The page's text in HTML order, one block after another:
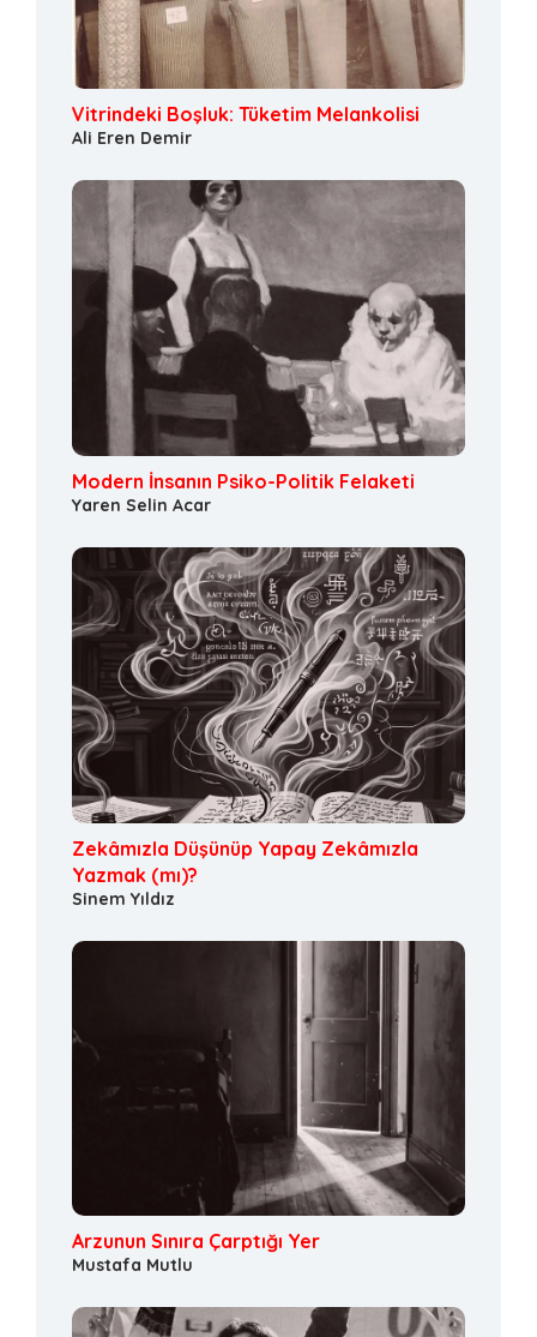
Vitrindeki Boşluk: Tüketim Melankolisi
Ali Eren Demir
Modern İnsanın Psiko-Politik Felaketi
Yaren Selin Acar
Zekâmızla Düşünüp Yapay Zekâmızla
Yazmak (mı)?
Sinem Yıldız
Arzunun Sınıra Çarptığı Yer
Mustafa Mutlu